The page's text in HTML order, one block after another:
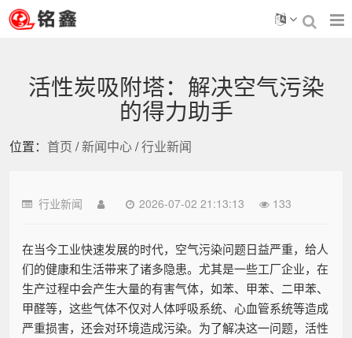
活性炭吸附塔：解决空气污染
的得力助手
位置： 首页 /新闻中心/行业新闻
行业新闻 2026-07-02 21:13:13 133
在当今工业快速发展的时代，空气污染问题日益严重，给人
们的健康和生活带来了诸多隐患。尤其是一些工厂企业，在
生产过程中会产生大量的有害气体，如苯、甲苯、二甲苯、
甲醛等，这些气体不仅对人体呼吸系统、心血管系统等造成
严重损害，还会对环境造成污染。为了解决这一问题，活性